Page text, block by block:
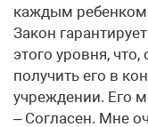
каждым ребенком
Закон
этого уровня,
получить его в
учреждении. Его
– Согласен. Мне